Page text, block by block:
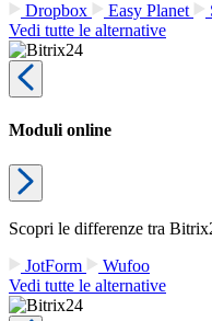
Dropbox
Easy Planet
Vedi tutte le alternative
Moduli online
Scopri le differenze tra
JotForm
Wufoo
Vedi tutte le alternative